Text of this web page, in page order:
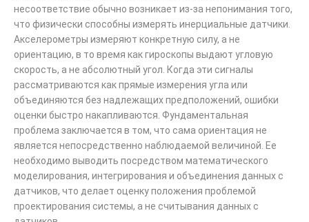
несоответствие обычно возникает из-за непонимания того,
что физически способны измерять инерциальные датчики.
Акселерометры измеряют конкретную силу, а не
ориентацию, в то время как гироскопы выдают угловую
скорость, а не абсолютный угол. Когда эти сигналы
рассматриваются как прямые измерения угла или
объединяются без надлежащих предположений, ошибки
оценки быстро накапливаются. Фундаментальная
проблема заключается в том, что сама ориентация не
является непосредственно наблюдаемой величиной. Ее
необходимо выводить посредством математического
моделирования, интегрирования и объединения данных с
датчиков, что делает оценку положения проблемой
проектирования системы, а не считывания данных с